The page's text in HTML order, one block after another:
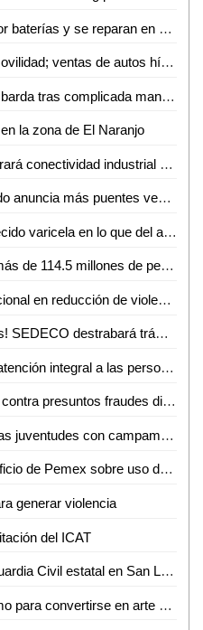
Fallas en parquímetros son por baterías y se reparan en menos de una hora: Gabriel Castañeda
SLP acelera hacia la electromovilidad; ventas de autos híbridos y eléctricos crecen 59%
Camión de la basura impacta barda tras complicada maniobra en Villas del Carmen
la zona de El Naranjo
La nueva vía alterna sur generará conectividad industrial en SLP
El gobernador Ricardo Gallardo anuncia más puentes vehiculares para la zona metropolitana
Más de mil potosinos ha padecido varicela en lo que del año
Gobierno del estado destinó más de 114.5 millones de pesos en créditos durante junio
San Luis Potosí, referente nacional en reducción de violencia
¡Menos burocracia para Valles! SEDECO destrabará trámites para empresarios
Mantiene gobierno municipal atención integral a las personas adultas mayores durante junio
SSPC fortalece la prevención contra presuntos fraudes digitales
SSPC impulsa desarrollo de las juventudes con campamento de verano 2026
Alcalde de Tamuín confirma oficio de Pemex sobre uso de explosivos para actividades petroleras
generar violencia
del ICAT
Refuerzan operativos de la Guardia Civil estatal en San Luis Potosí
El grafiti dejó de ser vandalismo para convertirse en arte urbano